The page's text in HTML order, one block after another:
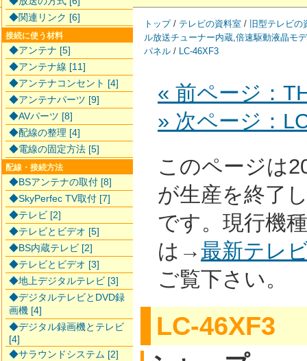
トップ/ テレビの資料室 / 旧型テレビの
ル放送チューナー内蔵,倍速駆動液晶モ
パネル / LC-46XF3
« 前ページ：
» 次ページ：
このページは
が生産を終了
です。現行機
は→最新テレ
ご覧下さい。
LC-46XF3
◆関連リンク [6]
接続に使う材料
◆アンテナ [5]
◆アンテナ線 [11]
◆アンテナコンセント [4]
◆アンテナパーツ [9]
◆AVパーツ [8]
◆配線の整理 [4]
◆電線の固定方法 [5]
配線・接続方法
◆BSアンテナの取付 [8]
◆SkyPerfec TV取付 [7]
◆テレビ [2]
◆テレビとビデオ [5]
◆BS内蔵テレビ [2]
◆テレビとビデオ [3]
◆地上デジタルテレビ [3]
◆デジタルテレビとDVD録
画機 [4]
◆デジタル録画機とテレビ
[4]
◆サラウンドシステム [2]